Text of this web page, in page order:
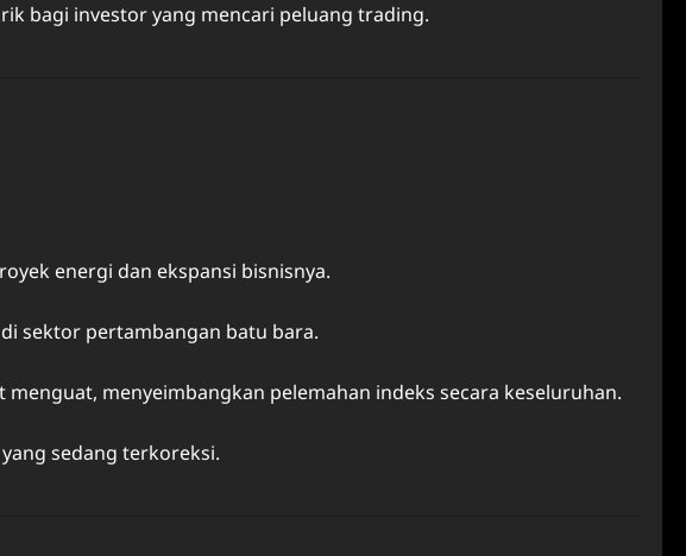
bagi investor yang mencari peluang trading.
energi dan ekspansi bisnisnya.
sektor pertambangan batu bara.
menyeimbangkan pelemahan indeks secara keseluruhan.
sedang terkoreksi.